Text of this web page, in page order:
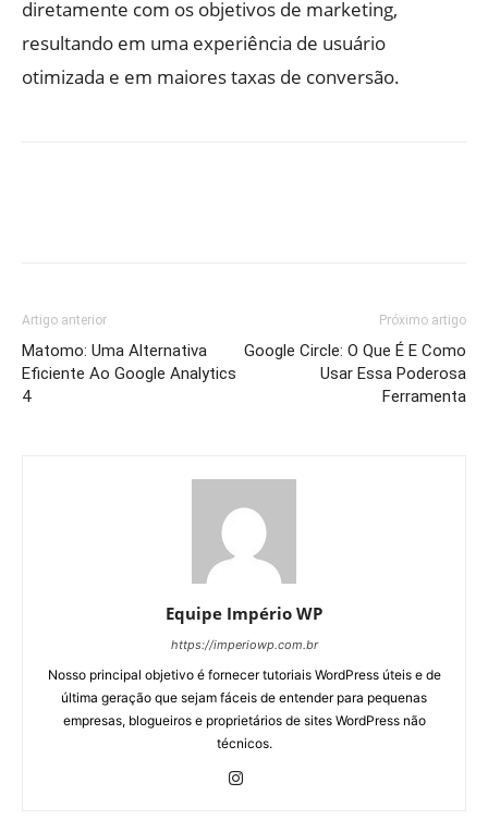
diretamente com os objetivos de marketing,
resultando em uma experiência de usuário
otimizada e em maiores taxas de conversão.
Artigo anterior
Matomo: Uma Alternativa
Eficiente Ao Google Analytics
4
Próximo artigo
Google Circle: O Que É E Como
Usar Essa Poderosa
Ferramenta
Equipe Império WP
https://imperiowp.com.br
Nosso principal objetivo é fornecer tutoriais WordPress úteis e de
última geração que sejam fáceis de entender para pequenas
empresas, blogueiros e proprietários de sites WordPress não
técnicos.